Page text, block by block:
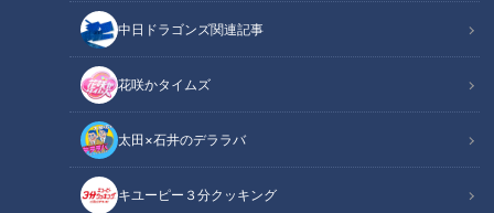
中日ドラゴンズ関連記事
花咲かタイムズ
太田×石井のデララバ
キユーピー３分クッキング